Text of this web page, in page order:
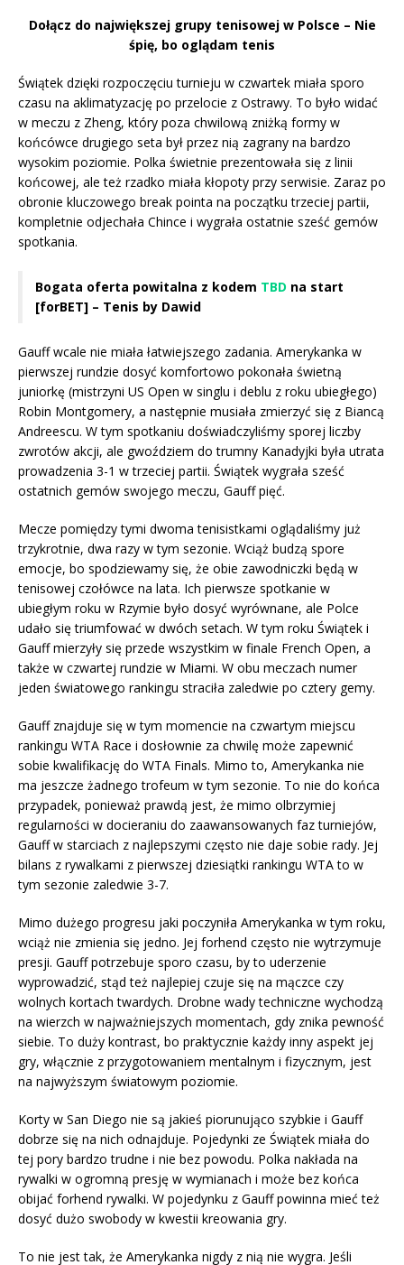
Dołącz do największej grupy tenisowej w Polsce – Nie
śpię, bo oglądam tenis
Świątek dzięki rozpoczęciu turnieju w czwartek miała sporo
czasu na aklimatyzację po przelocie z Ostrawy. To było widać
w meczu z Zheng, który poza chwilową zniżką formy w
końcówce drugiego seta był przez nią zagrany na bardzo
wysokim poziomie. Polka świetnie prezentowała się z linii
końcowej, ale też rzadko miała kłopoty przy serwisie. Zaraz po
obronie kluczowego break pointa na początku trzeciej partii,
kompletnie odjechała Chince i wygrała ostatnie sześć gemów
spotkania.
Bogata oferta powitalna z kodem TBD na start
[forBET] – Tenis by Dawid
Gauff wcale nie miała łatwiejszego zadania. Amerykanka w
pierwszej rundzie dosyć komfortowo pokonała świetną
juniorkę (mistrzyni US Open w singlu i deblu z roku ubiegłego)
Robin Montgomery, a następnie musiała zmierzyć się z Biancą
Andreescu. W tym spotkaniu doświadczyliśmy sporej liczby
zwrotów akcji, ale gwoździem do trumny Kanadyjki była utrata
prowadzenia 3-1 w trzeciej partii. Świątek wygrała sześć
ostatnich gemów swojego meczu, Gauff pięć.
Mecze pomiędzy tymi dwoma tenisistkami oglądaliśmy już
trzykrotnie, dwa razy w tym sezonie. Wciąż budzą spore
emocje, bo spodziewamy się, że obie zawodniczki będą w
tenisowej czołówce na lata. Ich pierwsze spotkanie w
ubiegłym roku w Rzymie było dosyć wyrównane, ale Polce
udało się triumfować w dwóch setach. W tym roku Świątek i
Gauff mierzyły się przede wszystkim w finale French Open, a
także w czwartej rundzie w Miami. W obu meczach numer
jeden światowego rankingu straciła zaledwie po cztery gemy.
Gauff znajduje się w tym momencie na czwartym miejscu
rankingu WTA Race i dosłownie za chwilę może zapewnić
sobie kwalifikację do WTA Finals. Mimo to, Amerykanka nie
ma jeszcze żadnego trofeum w tym sezonie. To nie do końca
przypadek, ponieważ prawdą jest, że mimo olbrzymiej
regularności w docieraniu do zaawansowanych faz turniejów,
Gauff w starciach z najlepszymi często nie daje sobie rady. Jej
bilans z rywalkami z pierwszej dziesiątki rankingu WTA to w
tym sezonie zaledwie 3-7.
Mimo dużego progresu jaki poczyniła Amerykanka w tym roku,
wciąż nie zmienia się jedno. Jej forhend często nie wytrzymuje
presji. Gauff potrzebuje sporo czasu, by to uderzenie
wyprowadzić, stąd też najlepiej czuje się na mączce czy
wolnych kortach twardych. Drobne wady techniczne wychodzą
na wierzch w najważniejszych momentach, gdy znika pewność
siebie. To duży kontrast, bo praktycznie każdy inny aspekt jej
gry, włącznie z przygotowaniem mentalnym i fizycznym, jest
na najwyższym światowym poziomie.
Korty w San Diego nie są jakieś piorunująco szybkie i Gauff
dobrze się na nich odnajduje. Pojedynki ze Świątek miała do
tej pory bardzo trudne i nie bez powodu. Polka nakłada na
rywalki w ogromną presję w wymianach i może bez końca
obijać forhend rywalki. W pojedynku z Gauff powinna mieć też
dosyć dużo swobody w kwestii kreowania gry.
To nie jest tak, że Amerykanka nigdy z nią nie wygra. Jeśli